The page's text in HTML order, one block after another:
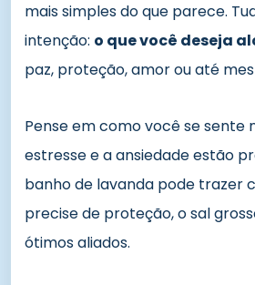
mais simples do que parece.
intenção: o que você deseja
paz, proteção, amor ou até
Pense em como você se sente
estresse e a ansiedade estão
banho de lavanda pode trazer
precise de proteção, o sal
ótimos aliados.